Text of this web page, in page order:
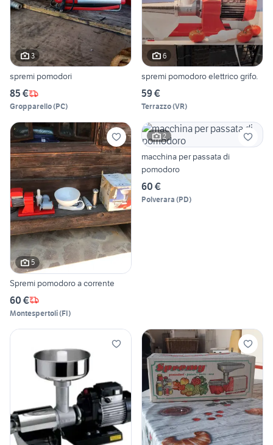
3
spremi pomodori
85 €
Gropparello(PC)
6
spremi pomodoro elettrico grifo.
59 €
Terrazzo(VR)
5
Spremi pomodoro a corrente
60 €
Montespertoli(FI)
2
macchina per passata di
pomodoro
60 €
Polverara (PD)